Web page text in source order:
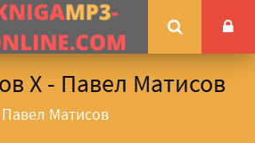
X - Павел Матисов
Павел Матисов